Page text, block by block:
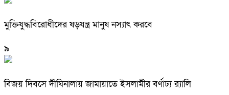
মুক্তিযুদ্ধবিরোধীদের ষড়যন্ত্র মানুষ নস্যাৎ করবে
৯
বিজয় দিবসে দীঘিনালায় জামায়াতে ইসলামীর বর্ণাঢ্য র‍্যালি